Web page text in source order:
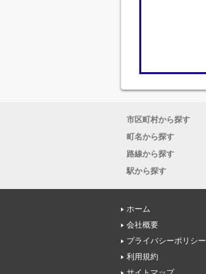
市区町村から探す
町名から探す
路線から探す
駅から探す
ホーム
会社概要
プライバシーポリシー
利用規約